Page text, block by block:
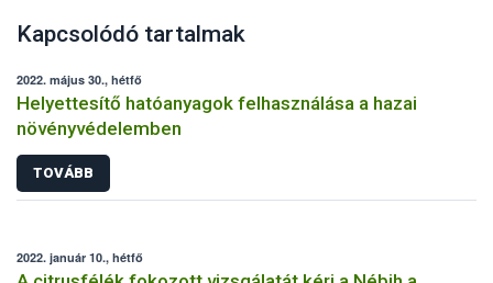
Kapcsolódó tartalmak
2022. május 30., hétfő
Helyettesítő hatóanyagok felhasználása a hazai
növényvédelemben
TOVÁBB
2022. január 10., hétfő